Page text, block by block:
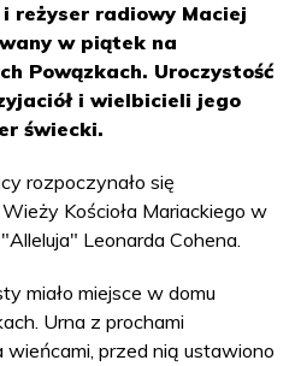
reżyser radiowy Maciej
w piątek na
Powązkach. Uroczystość
i wielbicieli jego
świecki.
rozpoczynało się
Kościoła Mariackiego w
Leonarda Cohena.
miało miejsce w domu
Urna z prochami
wieńcami, przed nią ustawiono